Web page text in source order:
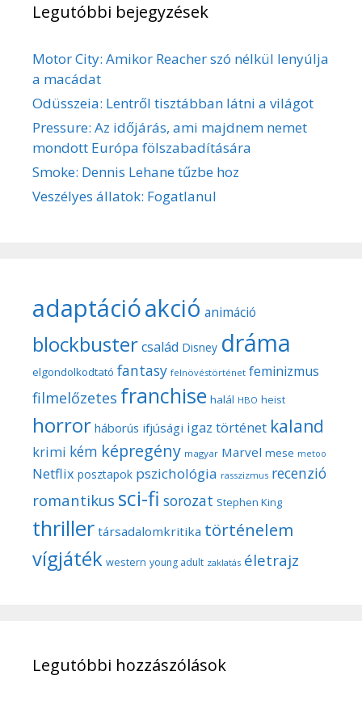
Legutóbbi bejegyzések
Motor City: Amikor Reacher szó nélkül lenyúlja
a macádat
Odüsszeia: Lentről tisztábban látni a világot
Pressure: Az időjárás, ami majdnem nemet
mondott Európa fölszabadítására
Smoke: Dennis Lehane tűzbe hoz
Veszélyes állatok: Fogatlanul
adaptációakció animáció
blockbustercsalád Disney dráma
elgondolkodtató fantasy felnövéstörténet feminizmus
filmelőzetes franchise halál HBO heist
horror háborús ifjúsági igaz történet kaland
krimi kém képregény magyar Marvel mese metoo
Netflix posztapok pszichológia rasszizmus recenzió
romantikus sci-fi sorozat Stephen King
thriller társadalomkritika történelem
vígjáték western young adult zaklatás életrajz
Legutóbbi hozzászólások